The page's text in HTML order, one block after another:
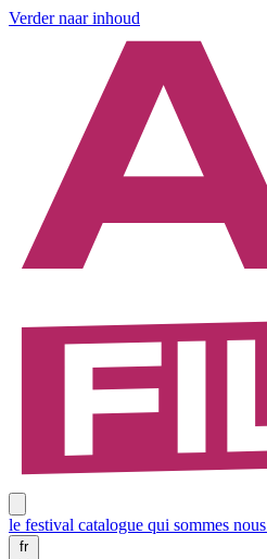
Verder naar inhoud
le festival catalogue qui sommes nous
fr